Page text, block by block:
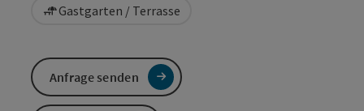
Gastgarten / Terrasse
Anfrage senden